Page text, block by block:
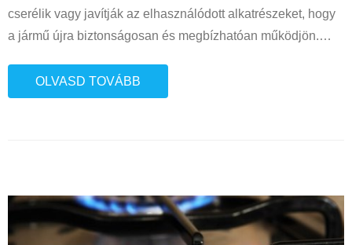
cserélik vagy javítják az elhasználódott alkatrészeket, hogy
a jármű újra biztonságosan és megbízhatóan működjön.…
OLVASD TOVÁBB